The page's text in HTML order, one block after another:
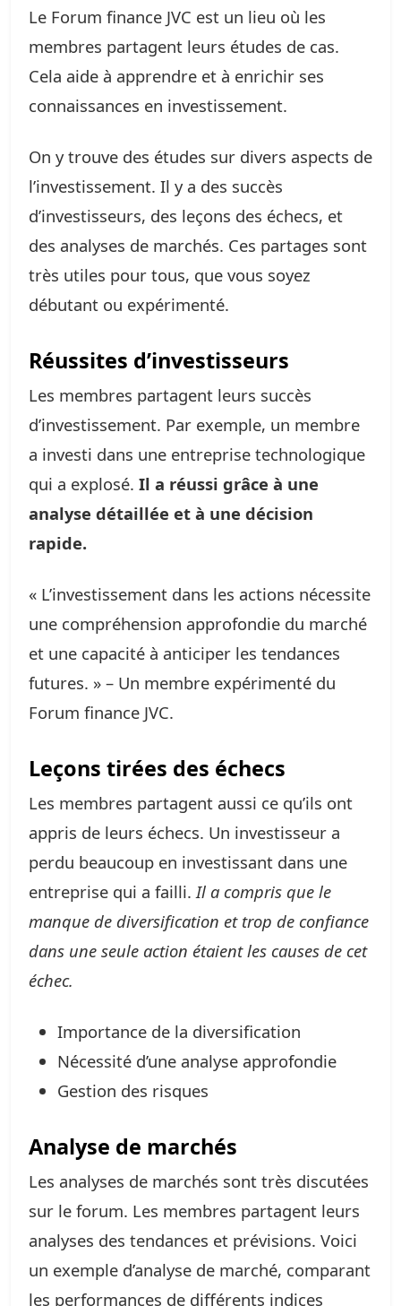
Le Forum finance JVC est un lieu où les
membres partagent leurs études de cas.
Cela aide à apprendre et à enrichir ses
connaissances en investissement.
On y trouve des études sur divers aspects de
l’investissement. Il y a des succès
d’investisseurs, des leçons des échecs, et
des analyses de marchés. Ces partages sont
très utiles pour tous, que vous soyez
débutant ou expérimenté.
Réussites d’investisseurs
Les membres partagent leurs succès
d’investissement. Par exemple, un membre
a investi dans une entreprise technologique
qui a explosé. Il a réussi grâce à une
analyse détaillée et à une décision
rapide.
« L’investissement dans les actions nécessite
une compréhension approfondie du marché
et une capacité à anticiper les tendances
futures. » – Un membre expérimenté du
Forum finance JVC.
Leçons tirées des échecs
Les membres partagent aussi ce qu’ils ont
appris de leurs échecs. Un investisseur a
perdu beaucoup en investissant dans une
entreprise qui a failli.Il a compris que le
manque de diversification et trop de confiance
dans une seule action étaient les causes de cet
échec.
Importance de la diversification
Nécessité d’une analyse approfondie
Gestion des risques
Analyse de marchés
Les analyses de marchés sont très discutées
sur le forum. Les membres partagent leurs
analyses des tendances et prévisions. Voici
un exemple d’analyse de marché, comparant
les performances de différents indices